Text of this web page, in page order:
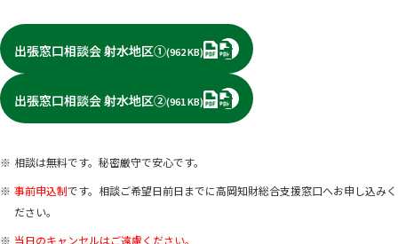
出張窓口相談会 射水地区①(962 KB) PDF
出張窓口相談会 射水地区②(961 KB) PDF
相談は無料です。秘密厳守で安心です。
事前申込制です。相談ご希望日前日までに高岡知財総合支援窓口へお申し込みく
ださい。
当日のキャンセルはご遠慮ください。